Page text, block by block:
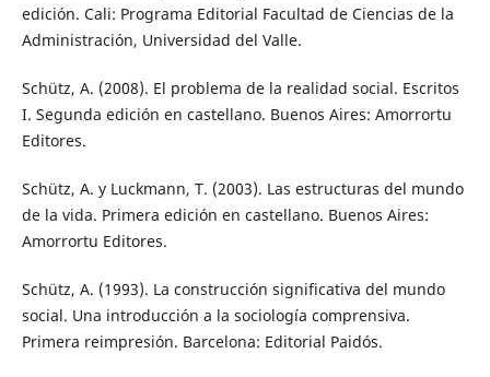
edición. Cali: Programa Editorial Facultad de Ciencias de la
Administración, Universidad del Valle.
Schütz, A. (2008). El problema de la realidad social. Escritos
I. Segunda edición en castellano. Buenos Aires: Amorrortu
Editores.
Schütz, A. y Luckmann, T. (2003). Las estructuras del mundo
de la vida. Primera edición en castellano. Buenos Aires:
Amorrortu Editores.
Schütz, A. (1993). La construcción significativa del mundo
social. Una introducción a la sociología comprensiva.
Primera reimpresión. Barcelona: Editorial Paidós.